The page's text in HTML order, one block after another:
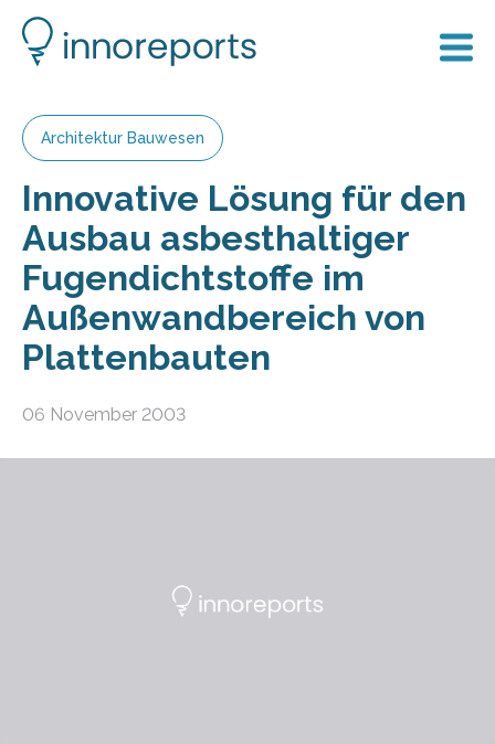
Architektur Bauwesen
Innovative Lösung für den
Ausbau asbesthaltiger
Fugendichtstoffe im
Außenwandbereich von
Plattenbauten
06 November 2003